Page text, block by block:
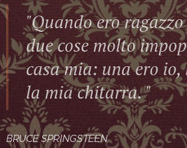
"Quando ero
due cose molto
casa mia: una ero
la mia chitarra. "
BRUCE SPRINGSTEEN